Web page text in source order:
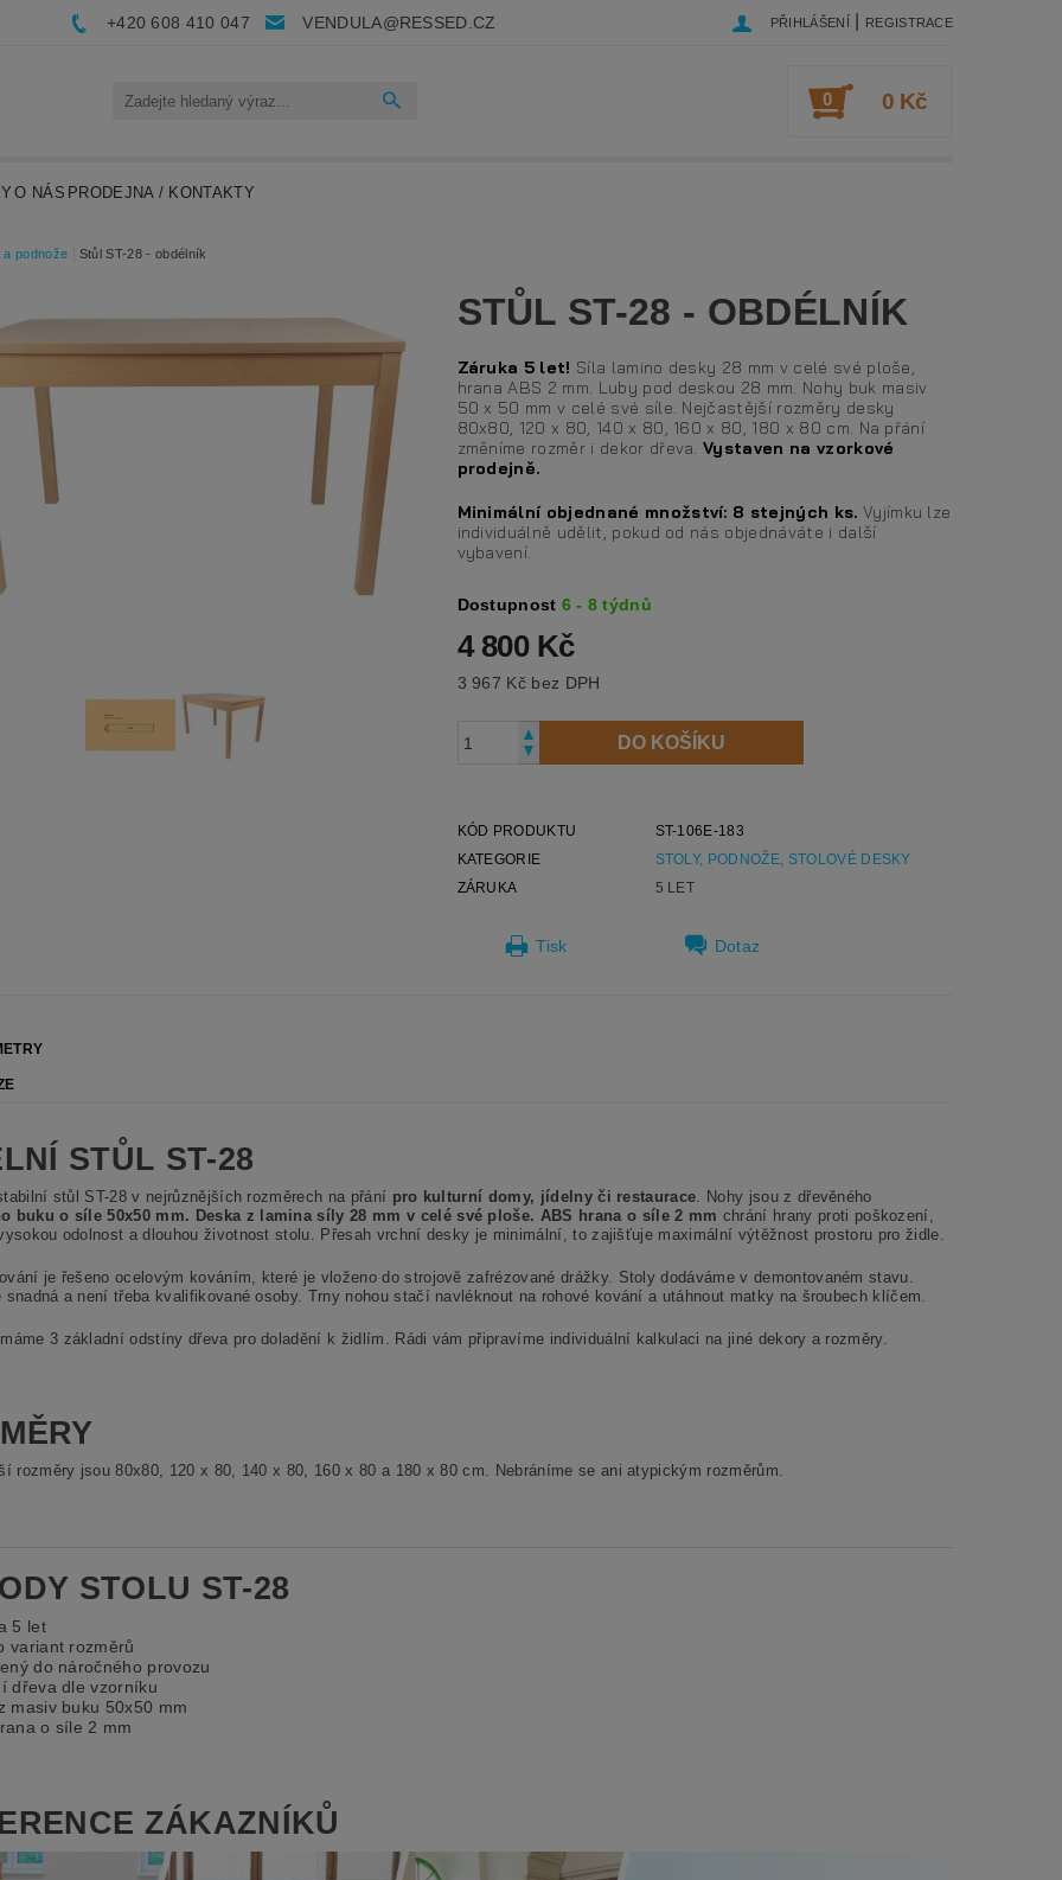
+420 608 410 047 VENDULA@RESSED.CZ PŘIHLÁŠENÍ REGISTRACE
0 0 Kč
O NÁS PRODEJNA / KONTAKTY
a podnože Stůl ST-28 - obdélník
STŮL ST-28 - OBDÉLNÍK
Záruka 5 let! Síla lamino desky 28 mm v celé své ploše,
hrana ABS 2 mm. Luby pod deskou 28 mm. Nohy buk masiv
50 x 50 mm v celé své síle. Nejčastější rozměry desky
80x80, 120 x 80, 140 x 80, 160 x 80, 180 x 80 cm. Na přání
změníme rozměr i dekor dřeva.Vystaven na vzorkové
prodejně.
Minimální objednané množství: 8 stejných ks. Vyjímku lze
individuálně udělit, pokud od nás objednáváte i další
vybavení.
Dostupnost 6 - 8 týdnů
4 800 Kč
3 967 Kč bez DPH
KÓD PRODUKTU
ST-106E-183
KATEGORIE
STOLY, PODNOŽE, STOLOVÉ DESKY
ZÁRUKA
5 LET
Tisk Dotaz
STŮL ST-28
stůl ST-28 v nejrůznějších rozměrech na přání pro kulturní domy, jídelny či restaurace. Nohy jsou z dřevěného
buku o síle 50x50 mm. Deska z lamina síly 28 mm v celé své ploše. ABS hrana o síle 2 mm chrání hrany proti poškození,
odolnost a dlouhou životnost stolu. Přesah vrchní desky je minimální, to zajišťuje maximální výtěžnost prostoru pro židle.
je řešeno ocelovým kováním, které je vloženo do strojově zafrézované drážky. Stoly dodáváme v demontovaném stavu.
snadná a není třeba kvalifikované osoby. Trny nohou stačí navléknout na rohové kování a utáhnout matky na šroubech klíčem.
3 základní odstíny dřeva pro doladění k židlím. Rádi vám připravíme individuální kalkulaci na jiné dekory a rozměry.
rozměry jsou 80x80, 120 x 80, 140 x 80, 160 x 80 a 180 x 80 cm. Nebráníme se ani atypickým rozměrům.
STOLU ST-28
5 let
variant rozměrů
do náročného provozu
dřeva dle vzorníku
masiv buku 50x50 mm
o síle 2 mm
ZÁKAZNÍKŮ